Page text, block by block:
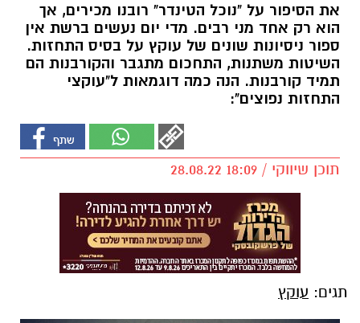
את הסיפור על "נוכל הטינדר" רובנו מכירים, אך
הוא רק אחד מני רבים. מדי יום נעשים ברשת אין
ספור ניסיונות שונים של עוקץ על בסיס התחזות.
השיטות משתנות, התחכום מתגבר והקורבנות הם
תמיד קורבנות. הנה כמה דוגמאות ל"עוקצי
התחזות נפוצים":
תוכן שיווקי / 18:09 28.08.22
תגים: עוקץ